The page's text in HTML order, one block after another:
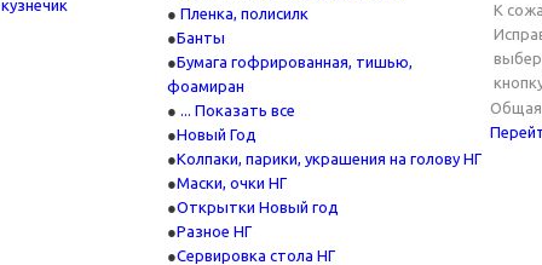
Пленка, полисилк
Банты
Бумага гофрированная, тишью,
фоамиран
... Показать все
Новый Год
Колпаки, парики, украшения на голову НГ
Маски, очки НГ
Открытки Новый год
Разное НГ
Сервировка стола НГ
К
Общая